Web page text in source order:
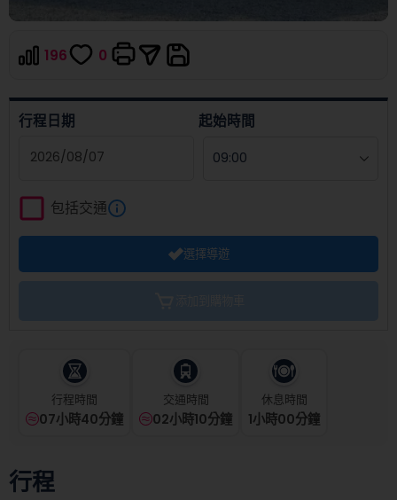
196 0
行程日期 起始時間
forward
to
interact
the
question
to
get
包括交通
選擇導遊
行程時間
07小時40分鐘
交通時間
02小時10分鐘
休息時間
1小時00分鐘
行程